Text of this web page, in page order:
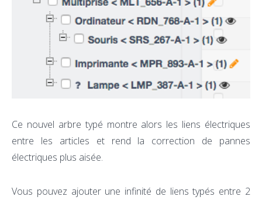
Ce nouvel arbre typé montre alors les liens électriques
entre les articles et rend la correction de pannes
électriques plus aisée.
Vous pouvez ajouter une infinité de liens typés entre 2